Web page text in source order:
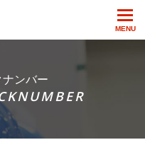
MENU
ナンバー